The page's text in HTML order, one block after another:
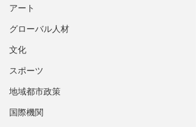
アート
グローバル人材
文化
スポーツ
地域都市政策
国際機関